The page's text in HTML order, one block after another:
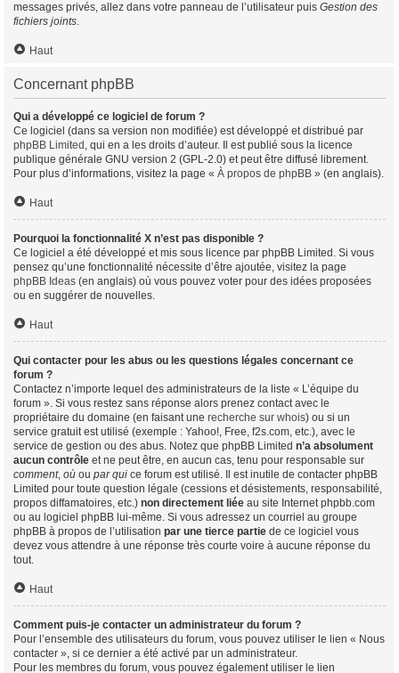
messages privés, allez dans votre panneau de l’utilisateur puis Gestion des
fichiers joints.
Haut
Concernant phpBB
Qui a développé ce logiciel de forum ?
Ce logiciel (dans sa version non modifiée) est développé et distribué par
phpBB Limited , qui en a les droits d’auteur. Il est publié sous la licence
publique générale GNU version 2 (GPL-2.0) et peut être diffusé librement.
Pour plus d’informations, visitez la page « À propos de phpBB » (en anglais).
Haut
Pourquoi la fonctionnalité X n’est pas disponible ?
Ce logiciel a été développé et mis sous licence par phpBB Limited. Si vous
pensez qu’une fonctionnalité nécessite d’être ajoutée, visitez la page
phpBB Ideas (en anglais) où vous pouvez voter pour des idées proposées
ou en suggérer de nouvelles.
Haut
Qui contacter pour les abus ou les questions légales concernant ce
forum ?
Contactez n’importe lequel des administrateurs de la liste « L’équipe du
forum ». Si vous restez sans réponse alors prenez contact avec le
propriétaire du domaine (en faisant une recherche sur whois) ou si un
service gratuit est utilisé (exemple : Yahoo!, Free, f2s.com, etc.), avec le
service de gestion ou des abus. Notez que phpBB Limited n’a absolument
aucun contrôle et ne peut être, en aucun cas, tenu pour responsable sur
comment, où ou par qui ce forum est utilisé. Il est inutile de contacter phpBB
Limited pour toute question légale (cessions et désistements, responsabilité,
propos diffamatoires, etc.) non directement liée au site Internet phpbb.com
ou au logiciel phpBB lui-même. Si vous adressez un courriel au groupe
phpBB à propos de l’utilisation par une tierce partie de ce logiciel vous
devez vous attendre à une réponse très courte voire à aucune réponse du
tout.
Haut
Comment puis-je contacter un administrateur du forum ?
Pour l’ensemble des utilisateurs du forum, vous pouvez utiliser le lien « Nous
contacter », si ce dernier a été activé par un administrateur.
Pour les membres du forum, vous pouvez également utiliser le lien